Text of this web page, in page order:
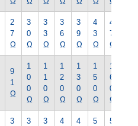
2
7
Ω
3
0
Ω
3
3
Ω
3
6
Ω
3
9
Ω
4
3
Ω
4
7
Ω
9
1
Ω
1
0
0
Ω
1
1
0
Ω
1
2
0
Ω
1
3
0
Ω
1
5
0
Ω
1
6
0
Ω
3
3
3
4
4
5
5